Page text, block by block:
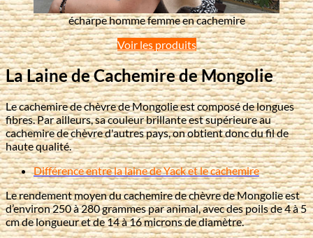
écharpe homme femme en cachemire
Voir les produits
La Laine de Cachemire de Mongolie
Le cachemire de chèvre de Mongolie est composé de longues
fibres. Par ailleurs, sa couleur brillante est supérieure au
cachemire de chèvre d'autres pays, on obtient donc du fil de
haute qualité.
Différence entre la laine de Yack et le cachemire
Le rendement moyen du cachemire de chèvre de Mongolie est
d’environ 250 à 280 grammes par animal, avec des poils de 4 à 5
cm de longueur et de 14 à 16 microns de diamètre.